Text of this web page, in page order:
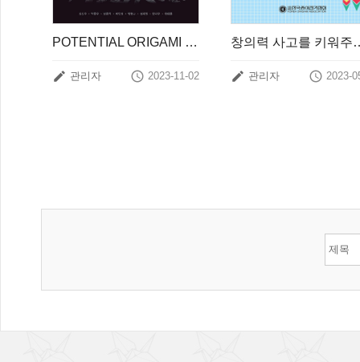
POTENTIAL ORIGAMI COLLECTION
 관리자  2023-11-02
창의력 사고
 관리자  2023-